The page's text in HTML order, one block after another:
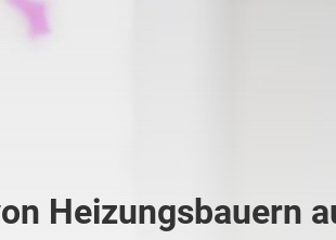
Heizungsbauern